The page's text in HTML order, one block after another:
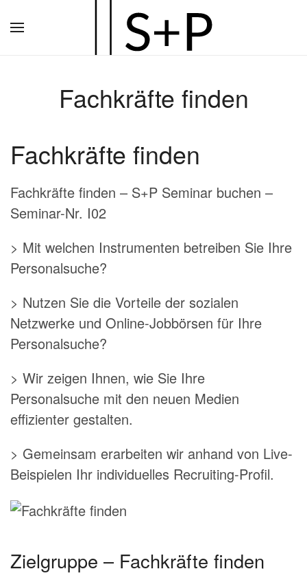
Hauptinhalt
Fachkräfte finden
Fachkräfte finden
Fachkräfte finden – S+P Seminar buchen –
Seminar-Nr. I02
> Mit welchen Instrumenten betreiben Sie Ihre
Personalsuche?
> Nutzen Sie die Vorteile der sozialen
Netzwerke und Online-Jobbörsen für Ihre
Personalsuche?
> Wir zeigen Ihnen, wie Sie Ihre
Personalsuche mit den neuen Medien
effizienter gestalten.
> Gemeinsam erarbeiten wir anhand von Live-
Beispielen Ihr individuelles Recruiting-Profil.
Zielgruppe – Fachkräfte finden